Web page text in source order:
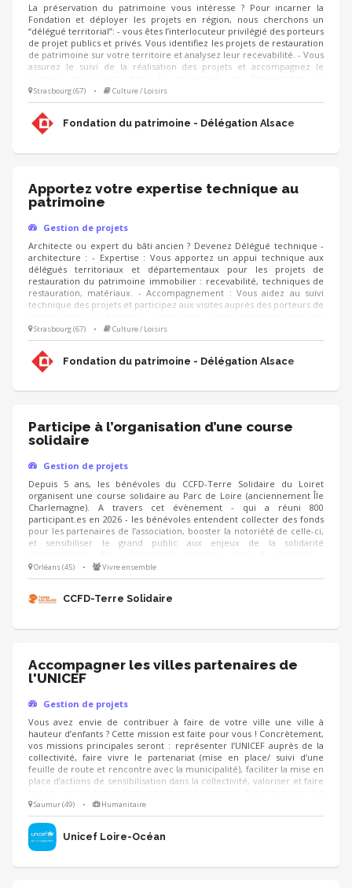
La préservation du patrimoine vous intéresse ? Pour incarner la
Fondation et déployer les projets en région, nous cherchons un
“délégué territorial”: - vous êtes l’interlocuteur privilégié des porteurs
de projet publics et privés. Vous identifiez les projets de restauration
de patrimoine sur votre territoire et analysez leur recevabilité. - Vous
assurez le suivi de la réalisation des projets et accompagnez le
communication, l'animation de sa collecte, jusqu'à la clôture du
projet. - Vous contribuez au développement des adhésions et des
ressources (mécènes, donateurs, partenariats, etc.) pour pérenniser
les actions de la Fondation.
Strasbourg (67) • Culture / Loisirs
Fondation du patrimoine - Délégation Alsace
Apportez votre expertise technique au
patrimoine
Gestion de projets
Architecte ou expert du bâti ancien ? Devenez Délégué technique -
architecture : - Expertise : Vous apportez un appui technique aux
délégués territoriaux et départementaux pour les projets de
restauration du patrimoine immobilier : recevabilité, techniques de
restauration, matériaux. - Accompagnement : Vous aidez au suivi
technique des projets et participez aux visites auprès des porteurs de
réunions et comités à l'instruction des dossiers et facilitez les
relations avec les partenaires (DRAC, Architectes des Bâtiments de
France, UDAP). - Sensibilisation : Vous partagez les bonnes pratiques
au sein de l'équipe régionale.
Strasbourg (67) • Culture / Loisirs
Fondation du patrimoine - Délégation Alsace
Participe à l’organisation d’une course
solidaire
Gestion de projets
Depuis 5 ans, les bénévoles du CCFD-Terre Solidaire du Loiret
organisent une course solidaire au Parc de Loire (anciennement Île
Charlemagne). A travers cet évènement - qui a réuni 800
participant.es en 2026 - les bénévoles entendent collecter des fonds
pour les partenaires de l’association, booster la notoriété de celle-ci,
et sensibiliser le grand public aux enjeux de la solidarité
communication, logistique, recherche de partenaires/mécènes, etc.
NB : l’édition 2027 aura lieu le dimanche 21 mars.
Orléans (45) • Vivre ensemble
CCFD-Terre Solidaire
Accompagner les villes partenaires de
l'UNICEF
Gestion de projets
Vous avez envie de contribuer à faire de votre ville une ville à
hauteur d’enfants ? Cette mission est faite pour vous ! Concrètement,
vos missions principales seront : représenter l’UNICEF auprès de la
collectivité, faire vivre le partenariat (mise en place/ suivi d’une
feuille de route et rencontre avec la municipalité), faciliter la mise en
place d’actions de sensibilisation dans la collectivité, valoriser et faire
droits de l’enfant sur le territoire. Vous aurez la possibilité d’animer
des formations à destination des élus et agents des collectivités
locales sur la prise en main des projets UNICEF.
Saumur (49) • Humanitaire
Unicef Loire-Océan